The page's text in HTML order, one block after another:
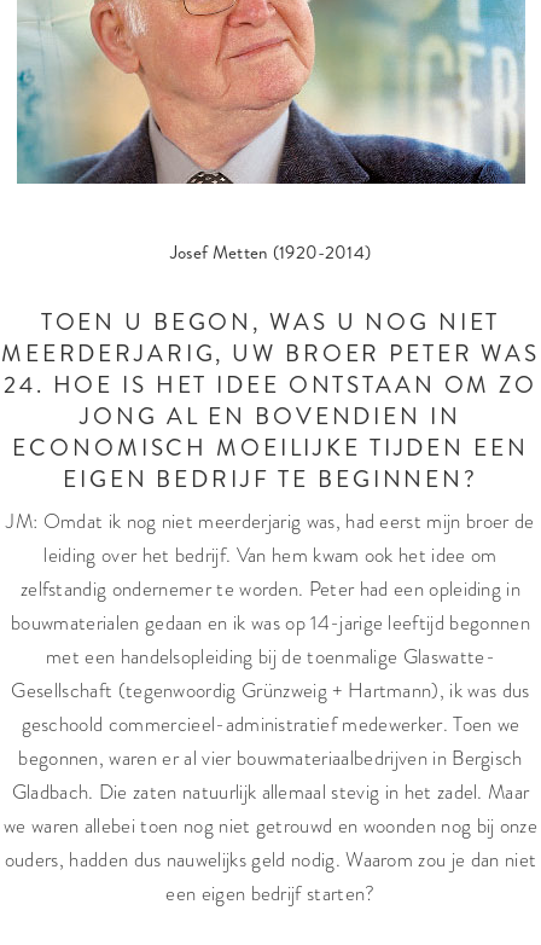
Josef Metten (1920-2014)
TOEN U BEGON, WAS U NOG NIET
MEERDERJARIG, UW BROER PETER WAS
24. HOE IS HET IDEE ONTSTAAN OM ZO
JONG AL EN BOVENDIEN IN
ECONOMISCH MOEILIJKE TIJDEN EEN
EIGEN BEDRIJF TE BEGINNEN?
JM: Omdat ik nog niet meerderjarig was, had eerst mijn broer de
leiding over het bedrijf. Van hem kwam ook het idee om
zelfstandig ondernemer te worden. Peter had een opleiding in
bouwmaterialen gedaan en ik was op 14-jarige leeftijd begonnen
met een handelsopleiding bij de toenmalige Glaswatte-
Gesellschaft (tegenwoordig Grünzweig + Hartmann), ik was dus
geschoold commercieel-administratief medewerker. Toen we
begonnen, waren er al vier bouwmateriaalbedrijven in Bergisch
Gladbach. Die zaten natuurlijk allemaal stevig in het zadel. Maar
we waren allebei toen nog niet getrouwd en woonden nog bij onze
ouders, hadden dus nauwelijks geld nodig. Waarom zou je dan niet
een eigen bedrijf starten?